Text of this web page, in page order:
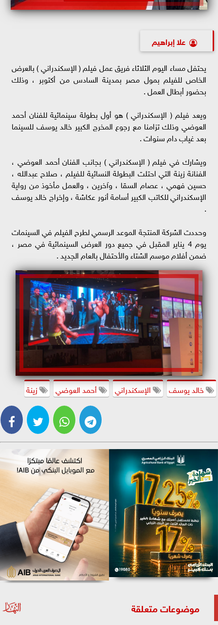
علا إبراهيم
يحتفل مساء اليوم الثلاثاء فريق عمل فيلم ( الإسكندراني ) بالعرض
الخاص للفيلم بمول مصر بمدينة السادس من أكتوبر ، وذلك
بحضور أبطال العمل .
ويعد فيلم ( الإسكندراني ) هو أول بطولة سينمائية للفنان أحمد
العوضي وذلك تزامنا مع رجوع المخرج الكبير خالد يوسف للسينما
بعد غياب دام سنوات .
ويشارك في فيلم ( الإسكندراني ) بجانب الفنان أحمد العوضي ،
الفنانة زينة التي احتلت البطولة النسائية للفيلم ، صلاح عبدالله ،
حسين فهمي ، عصام السقا ، وآخرين ، والعمل مأخوذ من رواية
الإسكندراني للكاتب الكبير أسامة أنور عكاشة ، وإخراج خالد يوسف
.
وحددت الشركة المنتجة الموعد الرسمي لطرح الفيلم في السينمات
يوم 4 يناير المقبل في جميع دور العرض السينمائية في مصر ،
ضمن أفلام موسم الشتاء والأحتفال بالعام الجديد .
خالد يوسف الإسكندراني أحمد العوضي زينة
موضوعات متعلقة